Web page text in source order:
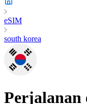
eSIM
south korea